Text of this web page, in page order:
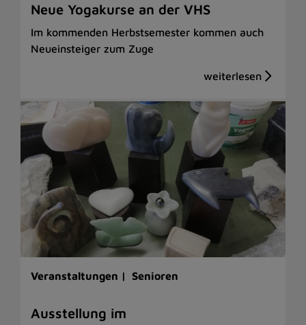
Neue Yogakurse an der VHS
Im kommenden Herbstsemester kommen auch
Neueinsteiger zum Zuge
Veranstaltungen | Senioren
Ausstellung im